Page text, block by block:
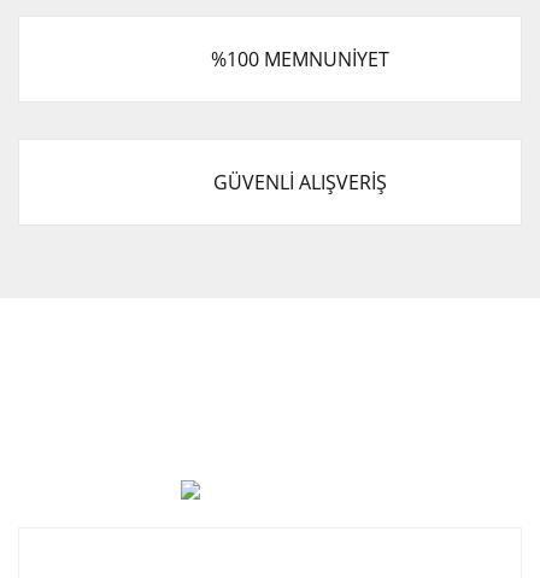
%100 MEMNUNİYET
GÜVENLİ ALIŞVERİŞ